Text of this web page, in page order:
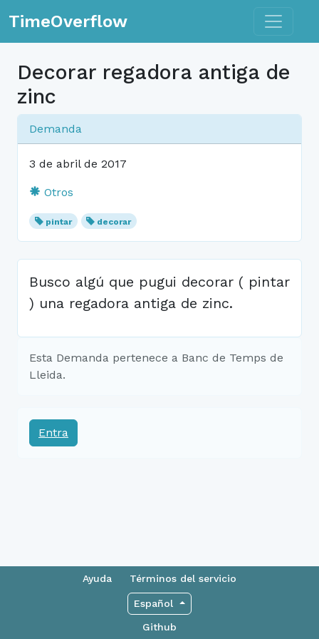
TimeOverflow Toggle
Decorar regadora antiga de
zinc
Demanda
3 de abril de 2017
Otros
pintar decorar
Busco algú que pugui decorar ( pintar
) una regadora antiga de zinc.
Esta Demanda pertenece a Banc de Temps de
Lleida.
Entra
Ayuda Términos del servicio
Español
Github